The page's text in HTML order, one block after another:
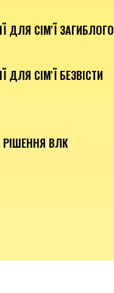
ДЛЯ СІМ'Ї ЗАГИБЛОГО
ДЛЯ СІМ'Ї БЕЗВІСТИ
ВЛК